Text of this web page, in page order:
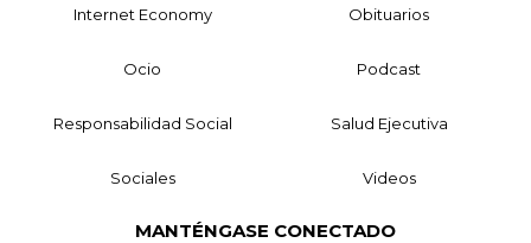
Internet Economy Obituarios
Ocio Podcast
Responsabilidad Social Salud Ejecutiva
Sociales Videos
MANTÉNGASE CONECTADO